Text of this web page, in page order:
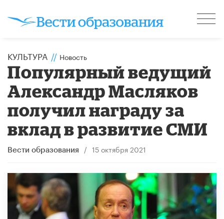
КУЛЬТУРА // Новость
Популярный ведущий
Александр Масляков
получил награду за
вклад в развитие СМИ
Вести образования / 15 октября 2021